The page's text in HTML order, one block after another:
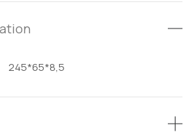
245*65*8,5